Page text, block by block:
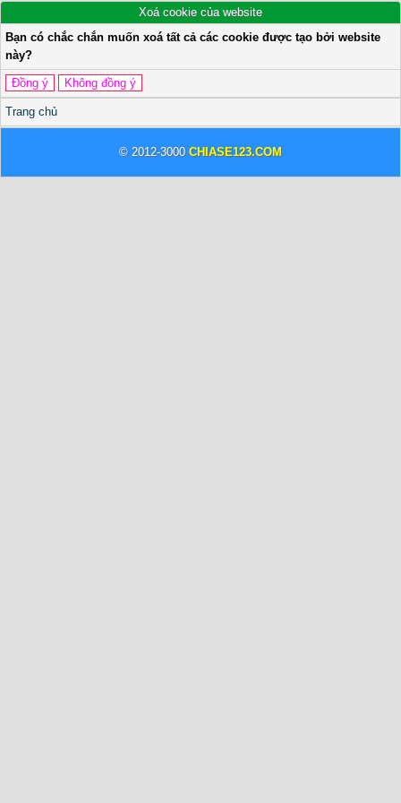
Xoá cookie của website
Bạn có chắc chắn muốn xoá tất cả các cookie được tạo bởi website
này?
Trang chủ
© 2012-3000 CHIASE123.COM